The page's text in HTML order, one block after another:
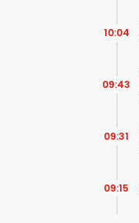
10:04
09:43
09:31
09:15